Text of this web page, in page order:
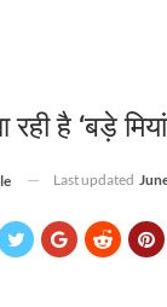
है ‘बड़े
Last updated